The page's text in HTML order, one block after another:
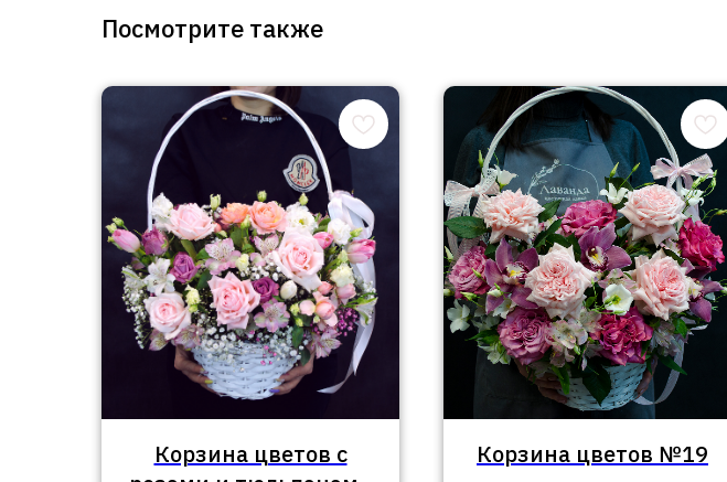
Посмотрите также
Корзина цветов с
Корзина цветов №19